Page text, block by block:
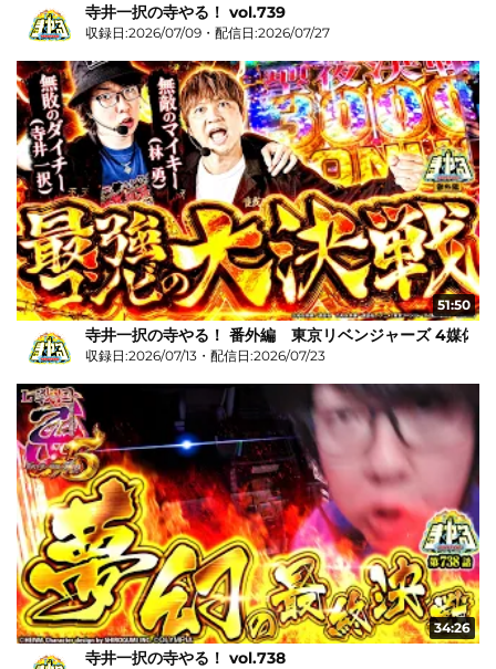
寺井一択の寺やる！ vol.739
収録日:2026/07/09・配信日:2026/07/27
51:50
寺井一択の寺やる！ 番外編 東京リベンジャーズ 4媒体リ
収録日:2026/07/13・配信日:2026/07/23
34:26
寺井一択の寺やる！ vol.738